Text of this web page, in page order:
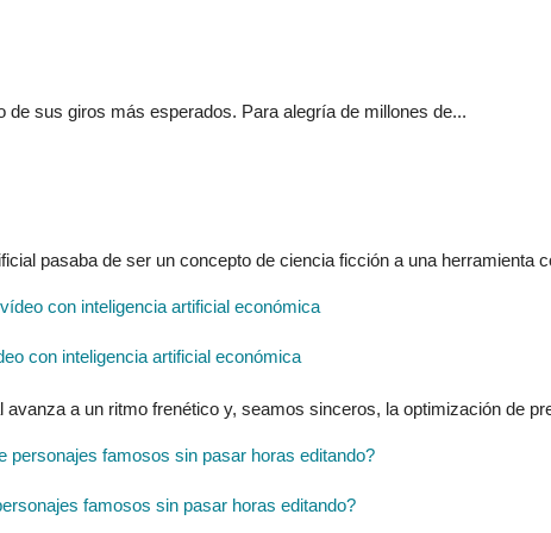
sus giros más esperados. Para alegría de millones de...
pasaba de ser un concepto de ciencia ficción a una herramienta
con inteligencia artificial económica
a un ritmo frenético y, seamos sinceros, la optimización de
famosos sin pasar horas editando?